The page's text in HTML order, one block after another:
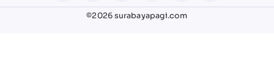
©2026 surabayapagi.com